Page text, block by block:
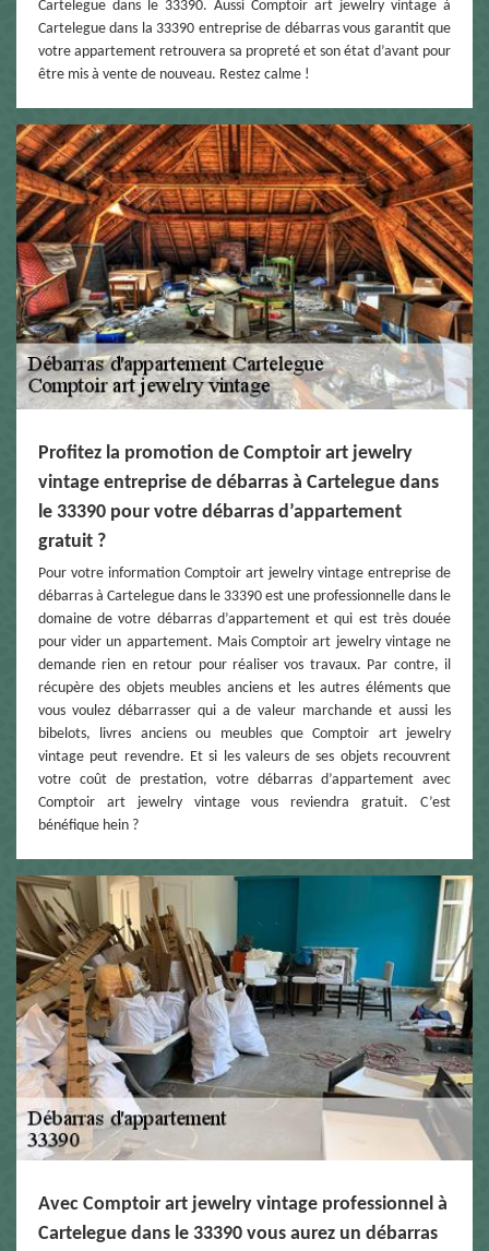
Cartelegue dans le 33390. Aussi Comptoir art jewelry vintage à
Cartelegue dans la 33390 entreprise de débarras vous garantit que
votre appartement retrouvera sa propreté et son état d’avant pour
être mis à vente de nouveau. Restez calme !
Profitez la promotion de Comptoir art jewelry
vintage entreprise de débarras à Cartelegue dans
le 33390 pour votre débarras d’appartement
gratuit ?
Pour votre information Comptoir art jewelry vintage entreprise de
débarras à Cartelegue dans le 33390 est une professionnelle dans le
domaine de votre débarras d’appartement et qui est très douée
pour vider un appartement. Mais Comptoir art jewelry vintage ne
demande rien en retour pour réaliser vos travaux. Par contre, il
récupère des objets meubles anciens et les autres éléments que
vous voulez débarrasser qui a de valeur marchande et aussi les
bibelots, livres anciens ou meubles que Comptoir art jewelry
vintage peut revendre. Et si les valeurs de ses objets recouvrent
votre coût de prestation, votre débarras d’appartement avec
Comptoir art jewelry vintage vous reviendra gratuit. C’est
bénéfique hein ?
Avec Comptoir art jewelry vintage professionnel à
Cartelegue dans le 33390 vous aurez un débarras